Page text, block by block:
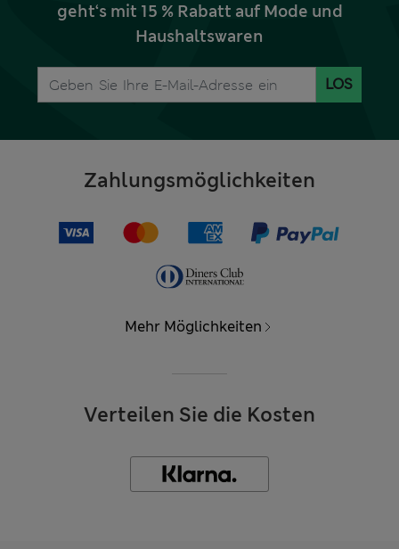
geht‘s mit 15 % Rabatt auf Mode und
Haushaltswaren
LOS
Zahlungsmöglichkeiten
Mehr Möglichkeiten
Verteilen Sie die Kosten